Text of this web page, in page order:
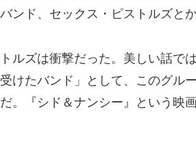
ンド、セックス・ピストルズとか
ルズは衝撃だった。美しい話で
けたバンド」として、このグル
。『シド＆ナンシー』という映